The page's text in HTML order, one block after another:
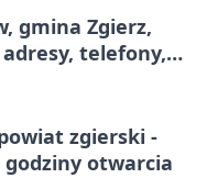
gmina Zgierz,
telefony,
zgierski -
otwarcia